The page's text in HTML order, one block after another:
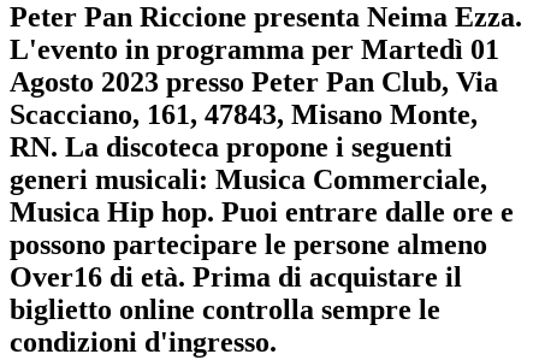
Peter Pan Riccione presenta Neima Ezza.
L'evento in programma per Martedì 01
Agosto 2023 presso Peter Pan Club, Via
Scacciano, 161, 47843, Misano Monte,
RN. La discoteca propone i seguenti
generi musicali: Musica Commerciale,
Musica Hip hop. Puoi entrare dalle ore e
possono partecipare le persone almeno
Over16 di età. Prima di acquistare il
biglietto online controlla sempre le
condizioni d'ingresso.